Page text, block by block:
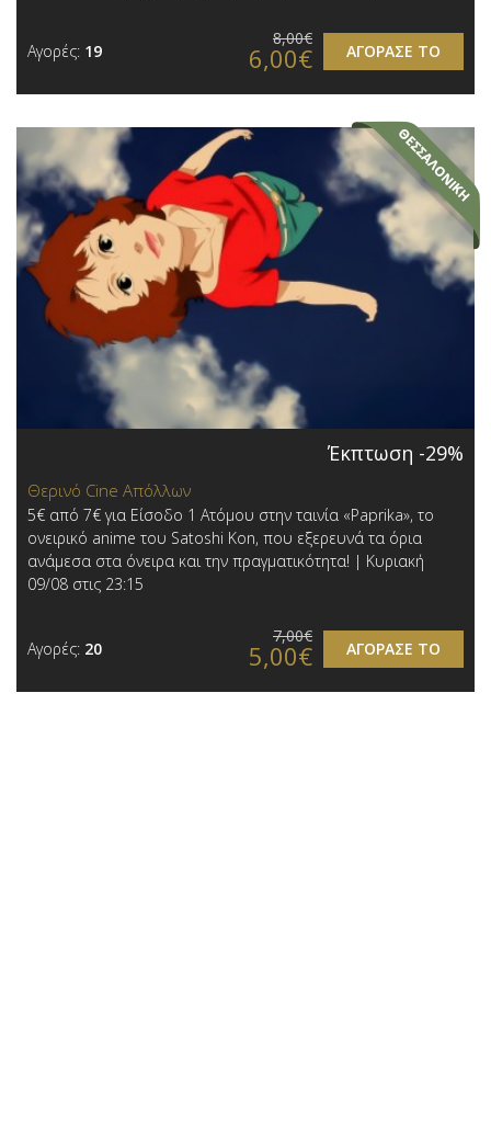
Αγορές: 19 ΑΓΟΡΑΣΕ ΤΟ
8,00€
6,00€
Έκπτωση -29%
Θερινό Cine Απόλλων
5€ από 7€ για Είσοδο 1 Ατόμου στην ταινία «Paprika», το
ονειρικό anime του Satoshi Kon, που εξερευνά τα όρια
ανάμεσα στα όνειρα και την πραγματικότητα! | Κυριακή
09/08 στις 23:15
Αγορές: 20 ΑΓΟΡΑΣΕ ΤΟ
7,00€
5,00€